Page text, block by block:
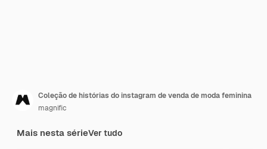
Coleção de histórias do instagram de venda de moda feminina
magnific
Mais nesta sérieVer tudo